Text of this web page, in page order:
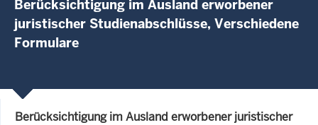
Berücksichtigung im Ausland erworbener
juristischer Studienabschlüsse, Verschiedene
Formulare
Berücksichtigung im Ausland erworbener juristischer